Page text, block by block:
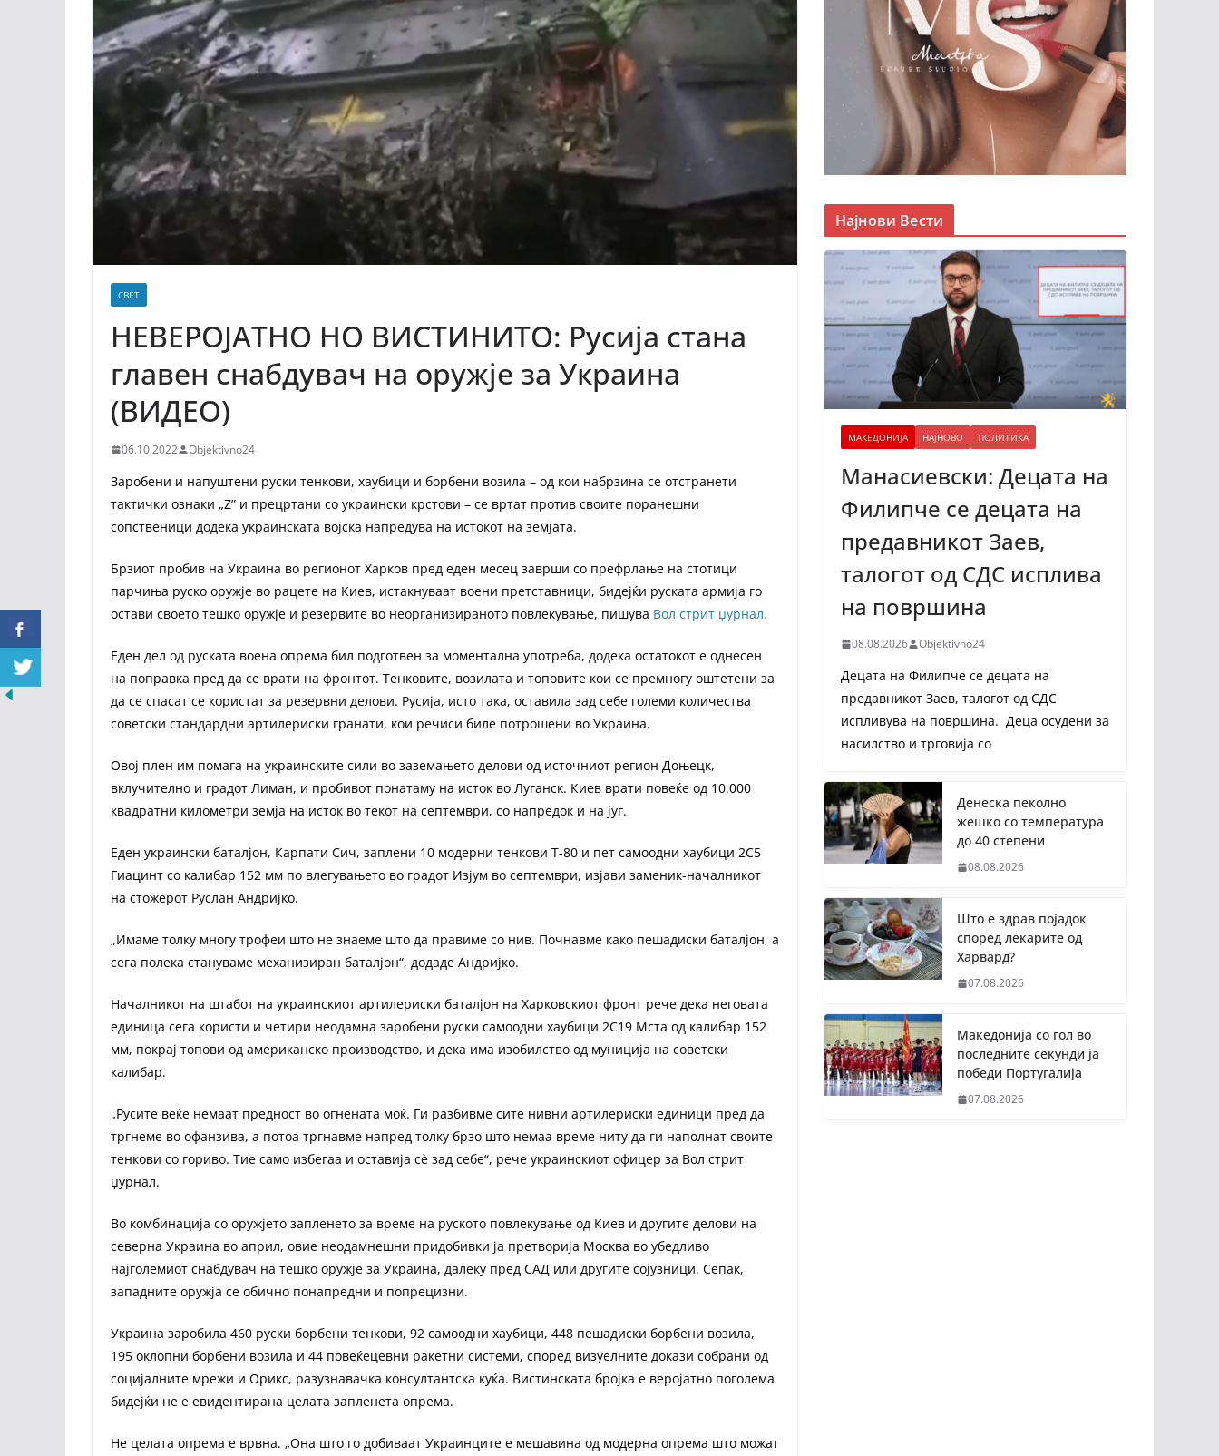
СВЕТ
НЕВЕРОЈАТНО НО ВИСТИНИТО: Русија стана
главен снабдувач на оружје за Украина
(ВИДЕО)
06.10.2022 Objektivno24
Заробени и напуштени руски тенкови, хаубици и борбени возила – од кои набрзина се отстранети
тактички ознаки „Z” и прецртани со украински крстови – се вртат против своите поранешни
сопственици додека украинската војска напредува на истокот на земјата.
Брзиот пробив на Украина во регионот Харков пред еден месец заврши со префрлање на стотици
парчиња руско оружје во рацете на Киев, истакнуваат воени претставници, бидејќи руската армија го
остави своето тешко оружје и резервите во неорганизираното повлекување, пишува Вол стрит џурнал.
Еден дел од руската воена опрема бил подготвен за моментална употреба, додека остатокот е однесен
на поправка пред да се врати на фронтот. Тенковите, возилата и топовите кои се премногу оштетени за
да се спасат се користат за резервни делови. Русија, исто така, оставила зад себе големи количества
советски стандардни артилериски гранати, кои речиси биле потрошени во Украина.
Овој плен им помага на украинските сили во заземањето делови од источниот регион Доњецк,
вклучително и градот Лиман, и пробивот понатаму на исток во Луганск. Киев врати повеќе од 10.000
квадратни километри земја на исток во текот на септември, со напредок и на југ.
Еден украински баталјон, Карпати Сич, заплени 10 модерни тенкови Т-80 и пет самоодни хаубици 2С5
Гиацинт со калибар 152 мм по влегувањето во градот Изјум во септември, изјави заменик-началникот
на стожерот Руслан Андријко.
„Имаме толку многу трофеи што не знаеме што да правиме со нив. Почнавме како пешадиски баталјон, а
сега полека стануваме механизиран баталјон“, додаде Андријко.
Началникот на штабот на украинскиот артилериски баталјон на Харковскиот фронт рече дека неговата
единица сега користи и четири неодамна заробени руски самоодни хаубици 2С19 Мста од калибар 152
мм, покрај топови од американско производство, и дека има изобилство од муниција на советски
калибар.
„Русите веќе немаат предност во огнената моќ. Ги разбивме сите нивни артилериски единици пред да
тргнеме во офанзива, а потоа тргнавме напред толку брзо што немаа време ниту да ги наполнат своите
тенкови со гориво. Тие само избегаа и оставија сè зад себе“, рече украинскиот офицер за Вол стрит
џурнал.
Во комбинација со оружјето запленето за време на руското повлекување од Киев и другите делови на
северна Украина во април, овие неодамнешни придобивки ја претворија Москва во убедливо
најголемиот снабдувач на тешко оружје за Украина, далеку пред САД или другите сојузници. Сепак,
западните оружја се обично понапредни и попрецизни.
Украина заробила 460 руски борбени тенкови, 92 самоодни хаубици, 448 пешадиски борбени возила,
195 оклопни борбени возила и 44 повеќецевни ракетни системи, според визуелните докази собрани од
социјалните мрежи и Орикс, разузнавачка консултантска куќа. Вистинската бројка е веројатно поголема
бидејќи не е евидентирана целата запленета опрема.
Не целата опрема е врвна. „Она што го добиваат Украинците е мешавина од модерна опрема што можат
Најнови Вести
МАКЕДОНИЈА НАЈНОВО ПОЛИТИКА
Манасиевски: Децата на
Филипче се децата на
предавникот Заев,
талогот од СДС исплива
на површина
08.08.2026 Objektivno24
Децата на Филипче се децата на
предавникот Заев, талогот од СДС
испливува на површина. Деца осудени за
насилство и трговија со
Денеска пеколно
жешко со температура
до 40 степени
08.08.2026
Што е здрав појадок
според лекарите од
Харвард?
07.08.2026
Македонија со гол во
последните секунди ја
победи Португалија
07.08.2026